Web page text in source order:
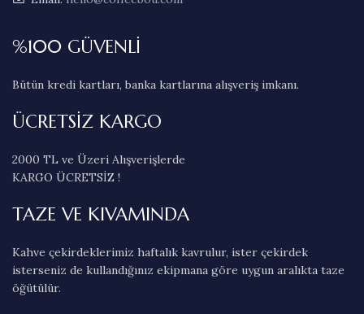
%100 GÜVENLİ
Bütün kredi kartları, banka kartlarına alışveriş imkanı.
ÜCRETSİZ KARGO
2000 TL ve Üzeri Alışverişlerde
KARGO ÜCRETSİZ !
TAZE VE KIVAMINDA
Kahve çekirdeklerimiz haftalık kavrulur, ister çekirdek
isterseniz de kullandığınız ekipmana göre uygun aralıkta taze
öğütülür.